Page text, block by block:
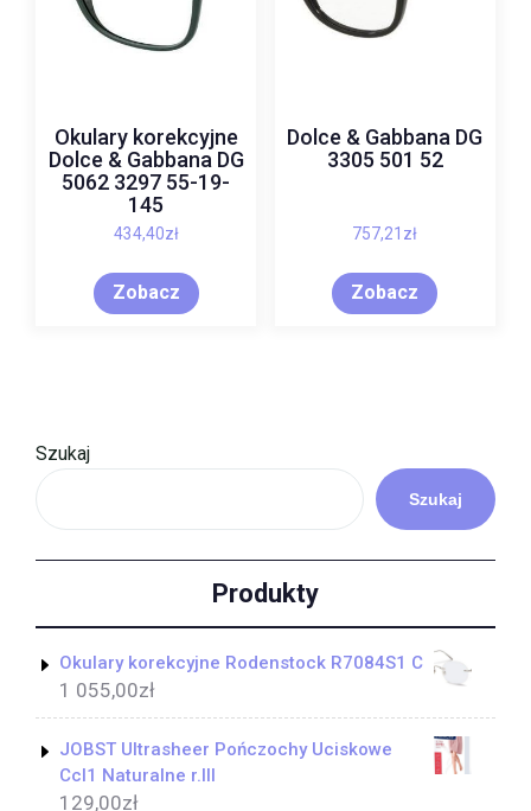
Okulary korekcyjne
Dolce & Gabbana DG
5062 3297 55-19-
145
434,40zł
Zobacz
Dolce & Gabbana DG
3305 501 52
757,21 zł
Zobacz
Szukaj
Szukaj
Produkty
Okulary korekcyjne Rodenstock R7084S1 C
1 055,00zł
JOBST Ultrasheer Pończochy Uciskowe
Ccl1 Naturalne r.III
129,00zł